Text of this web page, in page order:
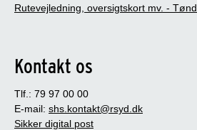
Rutevejledning, oversigtskort mv. -
Kontakt os
Tlf.: 79 97 00 00
E-mail: shs.kontakt@rsyd.dk
Sikker digital post